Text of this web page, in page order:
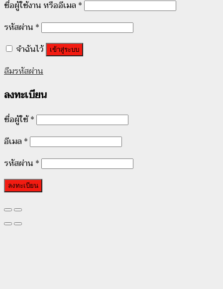
ชื่อผู้ใช้งาน หรืออีเมล *
รหัสผ่าน *
จำฉันไว้
เข้าสู่ระบบ
ลืมรหัสผ่าน
ลงทะเบียน
ชื่อผู้ใช้*
อีเมล *
รหัสผ่าน *
ลงทะเบียน